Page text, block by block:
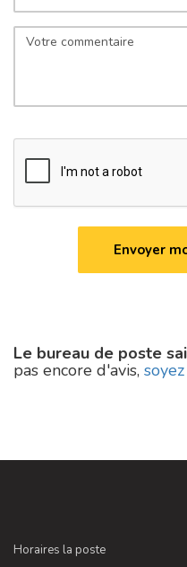
Le bureau de poste
pas encore d'avis,
Horaires la poste